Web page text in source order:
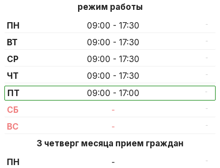
режим работы
ПН
09:00 - 17:30 -
ВТ 09:00 - 17:30 -
СР 09:00 - 17:30 -
ЧТ 09:00 - 17:30 -
ПТ 09:00 - 17:00 -
СБ - -
ВС - -
3 четверг месяца прием граждан
ПН
- -